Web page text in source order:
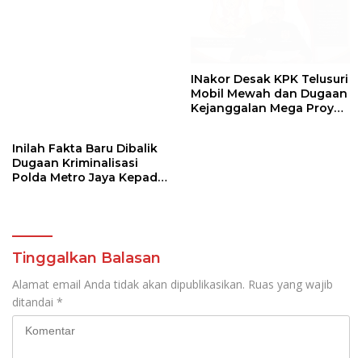
INakor Desak KPK Telusuri
Mobil Mewah dan Dugaan
Kejanggalan Mega Proyek
Tinggalkan Balasan
ditandai